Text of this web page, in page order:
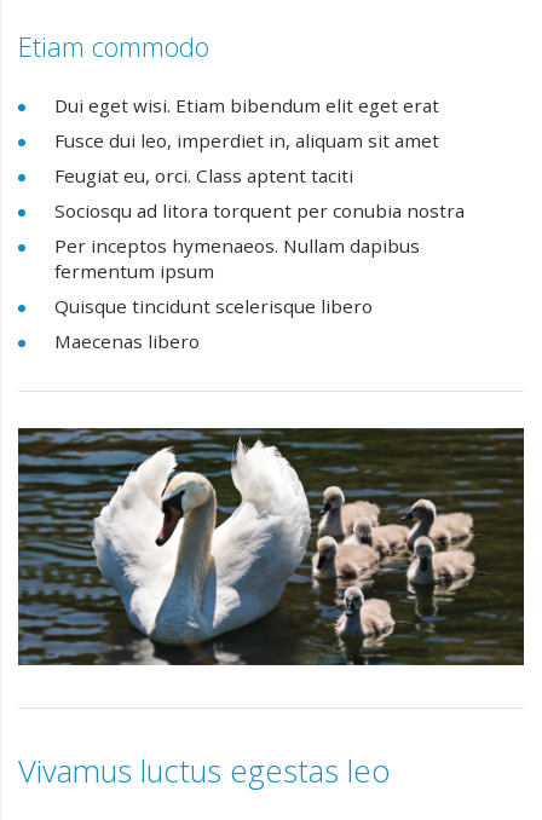
Etiam commodo
Dui eget wisi. Etiam bibendum elit eget erat
Fusce dui leo, imperdiet in, aliquam sit amet
Feugiat eu, orci. Class aptent taciti
Sociosqu ad litora torquent per conubia nostra
Per inceptos hymenaeos. Nullam dapibus
fermentum ipsum
Quisque tincidunt scelerisque libero
Maecenas libero
Vivamus luctus egestas leo